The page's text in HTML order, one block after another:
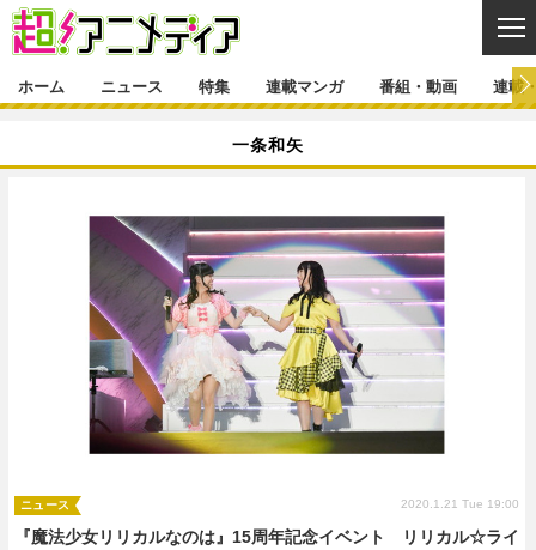
ゲーム・アプリ マンガ
映画 音楽
グッズ イベント
声優 コスプレ
舞台 新帝スタ
特集一覧 カバー
インタビュー レポート
ラキりす
連載マンガ一覧 連載一覧
番組・動画一覧 ラジオ
動画
連載・ブログ
連載・ブログ一覧 コラム
編集部ブログ・お知らせ
ホーム ニュース 特集 連載マンガ 番組・動画 連載
一条和矢
『魔法少女リリカルなのは』15周年記念イベント リリカル☆ライ
ニュース 2020.1.21 Tue 19:00